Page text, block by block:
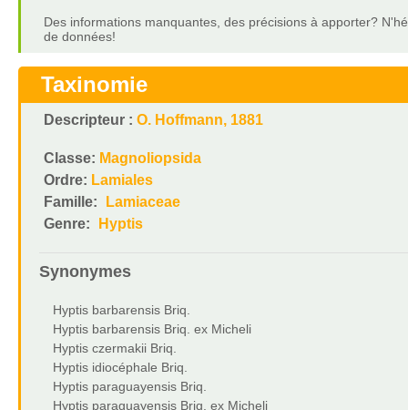
Des informations manquantes, des précisions à apporter?
de données!
Taxinomie
Descripteur : O. Hoffmann, 1881
Classe: Magnoliopsida
Ordre: Lamiales
Famille:
Lamiaceae
Genre:
Hyptis
Synonymes
Hyptis barbarensis Briq.
Hyptis barbarensis Briq. ex Micheli
Hyptis czermakii Briq.
Hyptis idiocéphale Briq.
Hyptis paraguayensis Briq.
Hyptis paraguayensis Briq. ex Micheli